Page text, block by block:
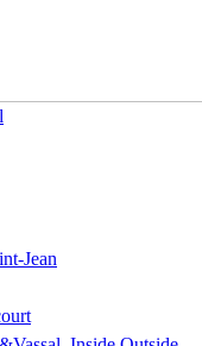
Jean